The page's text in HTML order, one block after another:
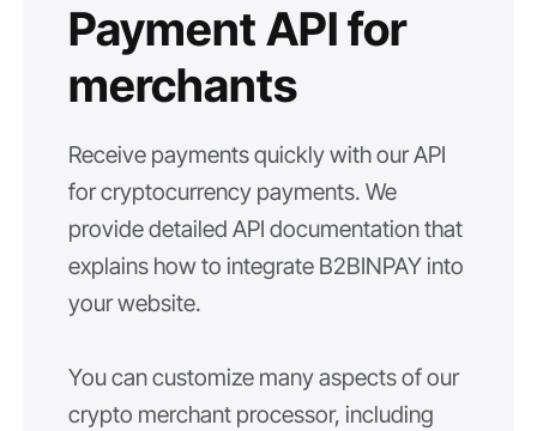
Payment API for
merchants
Receive payments quickly with our API
for cryptocurrency payments. We
provide detailed API documentation that
explains how to integrate B2BINPAY into
your website.
You can customize many aspects of our
crypto merchant processor, including